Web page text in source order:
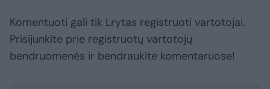
Komentuoti gali tik Lrytas registruoti vartotojai.
Prisijunkite prie registruotų vartotojų
bendruomenės ir bendraukite komentaruose!